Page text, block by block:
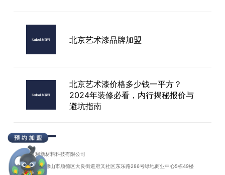
北京艺术漆品牌加盟
北京艺术漆价格多少钱一平方？
2024年装修必看，内行揭秘报价与
避坑指南
北京艺术墙漆厂家
广东卡百利新材料科技有限公司
地址：广东省佛山市顺德区大良街道府又社区东乐路286号绿地商业中心5栋49楼